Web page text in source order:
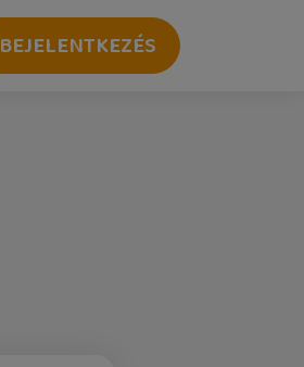
BEJELENTKEZÉS